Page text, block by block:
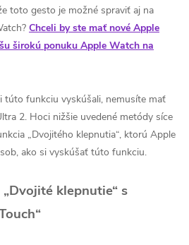
toto gesto je možné spraviť aj na
Chceli by ste mať nové Apple
širokú ponuku Apple Watch na
túto funkciu vyskúšali, nemusíte mať
2. Hoci nižšie uvedené metódy síce
„Dvojitého klepnutia“, ktorú Apple
ako si vyskúšať túto funkciu.
klepnutie“ s